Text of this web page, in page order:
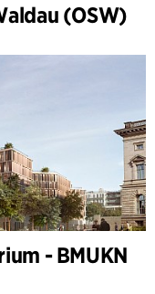
(OSW)
- BMUKN